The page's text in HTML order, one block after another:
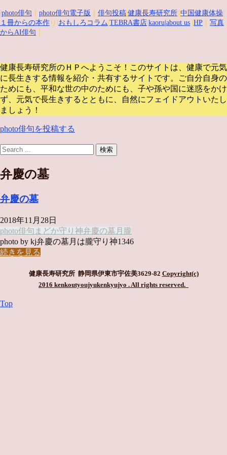
photo俳句 photo俳句電子版 俳句投稿 健康長寿研究所 中国健康体操
１冊からの本作 り| おもしろコラム TEBRA書店 kaoru |about us HP
写真
からAI俳句
健康長寿研究所のＨＰへようこそ！このサイトは、健康で元気
に長生きする情報を紹介・共有するサイトです。
ご自分自身の
ためにも、平和な世の中のためにも、子や孫や国に迷惑をかけ
ず、元気で長生きするとともに、自然にフェイドアウトいたし
ましょう！
photo俳句を投稿する
弁慶の墓
弁慶の墓
2018年11月28日
photo俳句 まどか守り神弁慶の墓 月 朧
photo by kj弁慶の墓月は朧守り神1346
続きを見る
健康長寿研究所 静岡県伊東市宇佐美3629-82 Copyright(c)
2016 kenkoutyoujyukenkyujyo . All rights reserved.
Top